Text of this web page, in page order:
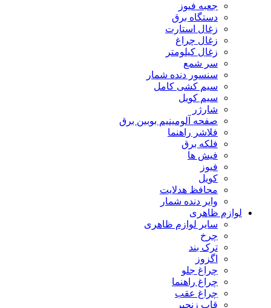
جعبه فیوز
دستگاه برق
زغال استارت
زغال چراغ
زغال کیلومتر
سر شمع
سنسور دنده شمار
سیم کشی کامل
سیم کویل
شارژر
صفحه آلومینیم بوبین برق
فلاشر راهنما
فلکه برق
فیش ها
فیوز
کویل
محافظ هدلایت
وایر دنده شمار
لوازم ظاهری
سایر لوازم ظاهری
چرخ
ترک بند
اگزوز
چراغ جلو
چراغ راهنما
چراغ عقب
قاب زنجیر